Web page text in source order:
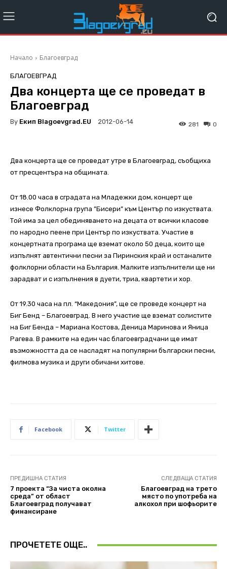
Начало Благоевград
БЛАГОЕВГРАД
Два концерта ще се проведат в
Благоевград
By Екип Blagoevgrad.EU 2012-06-14 0
281
Два концерта ще се проведат утре в Благоевград, съобщиха
от пресцентъра на общината.
От 18.00 часа в сградата на Младежки дом, концерт ще
изнесе Фолклорна група ”Бисери” към Център по изкуствата.
Той има за цел обединяването на децата от всички класове
по народно пеене при Център по изкуствата. Участие в
концертната програма ще вземат около 50 деца, които ще
изпълнят автентични песни за Пиринския край и останалите
фолклорни области на България. Малките изпълнители ще ни
зарадват и с изпълнения в дуети, триа, квартети и хор.
От 19.30 часа на пл. “Македония”, ще се проведе концерт на
Биг Бенд – Благоевград. В него участие ще вземат солистите
на Биг Бенда – Мариана Костова, Деница Маринова и Яница
Рагева. В рамките на един час благоевградчани ще имат
възможността да се насладят на популярни български песни,
филмова музика и други обичани хитове.
Facebook Twitter
ПРЕДИШНА СТАТИЯ
7 проекта “За чиста околна
среда” от област
Благоевград получават
финансиране
СЛЕДВАЩА СТАТИЯ
Благоевград на трето
място по употреба на
алкохол при шофьорите
ПРОЧЕТЕТЕ ОЩЕ..